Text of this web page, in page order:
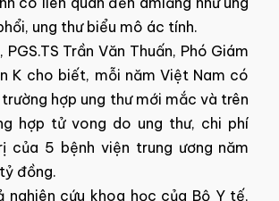
ung thư biểu mô ác tính.
Trần Văn Thuấn, Phó Giám
K cho biết, mỗi năm Việt Nam có
hợp ung thư mới mắc và trên
hợp tử vong do ung thư, chi phí
của 5 bệnh viện trung ương năm
đồng.
nghiên cứu khoa học của Bộ Y tế,